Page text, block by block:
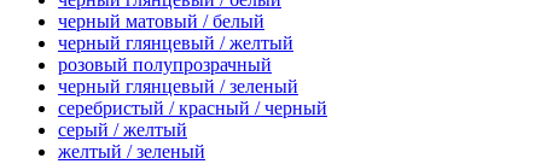
черный матовый / белый
черный глянцевый / желтый
розовый полупрозрачный
черный глянцевый / зеленый
серебристый / красный / черный
серый / желтый
желтый / зеленый